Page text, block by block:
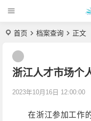
首页 档案查询 正文
浙江人才市场个
2023年10月16日 12:00:00
在浙江参加工作